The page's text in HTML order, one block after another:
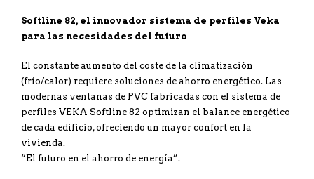
Softline 82, el innovador sistema de perfiles Veka
para las necesidades del futuro
El constante aumento del coste de la climatización
(frío/calor) requiere soluciones de ahorro energético. Las
modernas ventanas de PVC fabricadas con el sistema de
perfiles VEKA Softline 82 optimizan el balance energético
de cada edificio, ofreciendo un mayor confort en la
vivienda.
“El futuro en el ahorro de energía”.